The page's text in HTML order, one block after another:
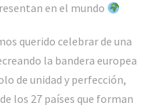
en el mundo
querido celebrar de una
la bandera europea
de unidad y perfección,
los 27 países que forman